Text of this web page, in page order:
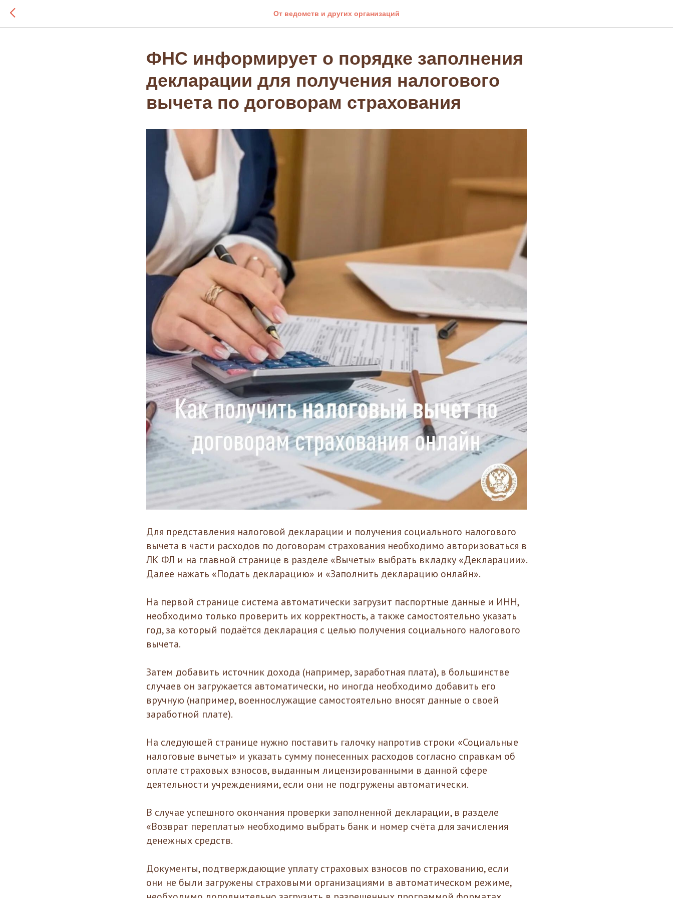
От ведомств и других организаций
ФНС информирует о порядке заполнения
декларации для получения налогового
вычета по договорам страхования
Для представления налоговой декларации и получения социального налогового
вычета в части расходов по договорам страхования необходимо авторизоваться в
ЛК ФЛ и на главной странице в разделе «Вычеты» выбрать вкладку «Декларации».
Далее нажать «Подать декларацию» и «Заполнить декларацию онлайн».
На первой странице система автоматически загрузит паспортные данные и ИНН,
необходимо только проверить их корректность, а также самостоятельно указать
год, за который подаётся декларация с целью получения социального налогового
вычета.
Затем добавить источник дохода (например, заработная плата), в большинстве
случаев он загружается автоматически, но иногда необходимо добавить его
вручную (например, военнослужащие самостоятельно вносят данные о своей
заработной плате).
На следующей странице нужно поставить галочку напротив строки «Социальные
налоговые вычеты» и указать сумму понесенных расходов согласно справкам об
оплате страховых взносов, выданным лицензированными в данной сфере
деятельности учреждениями, если они не подгружены автоматически.
В случае успешного окончания проверки заполненной декларации, в разделе
«Возврат переплаты» необходимо выбрать банк и номер счёта для зачисления
денежных средств.
Документы, подтверждающие уплату страховых взносов по страхованию, если
они не были загружены страховыми организациями в автоматическом режиме,